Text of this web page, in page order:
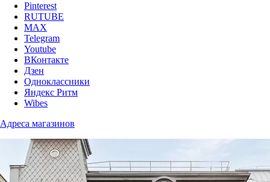
Pinterest
RUTUBE
MAX
Telegram
Youtube
ВКонтакте
Дзен
Одноклассники
Яндекс Ритм
Wibes
Адреса магазинов